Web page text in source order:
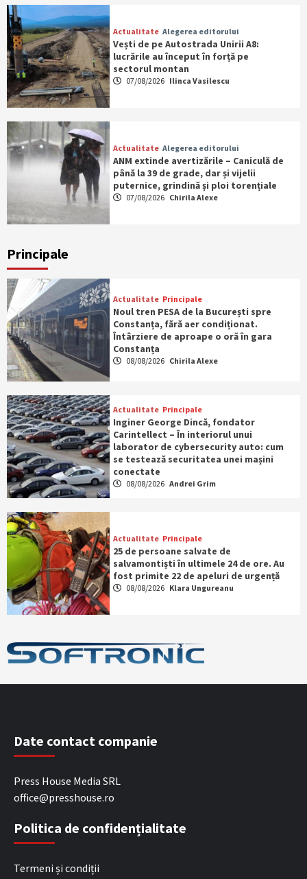
Actualitate Alegerea editorului
Vești de pe Autostrada Unirii A8:
lucrările au început în forță pe
sectorul montan
07/08/2026 Ilinca Vasilescu
Actualitate Alegerea editorului
ANM extinde avertizările – Caniculă de
până la 39 de grade, dar și vijelii
puternice, grindină și ploi torențiale
07/08/2026 Chirila Alexe
Principale
Actualitate Principale
Noul tren PESA de la București spre
Constanța, fără aer condiționat.
Întârziere de aproape o oră în gara
Constanța
08/08/2026 Chirila Alexe
Actualitate Principale
Inginer George Dincă, fondator
Carintellect – În interiorul unui
laborator de cybersecurity auto: cum
se testează securitatea unei mașini
conectate
08/08/2026 Andrei Grim
Actualitate Principale
25 de persoane salvate de
salvamontiști în ultimele 24 de ore. Au
fost primite 22 de apeluri de urgență
08/08/2026 Klara Ungureanu
Date contact companie
Press House Media SRL
office@presshouse.ro
Politica de confidențialitate
Termeni și condiții